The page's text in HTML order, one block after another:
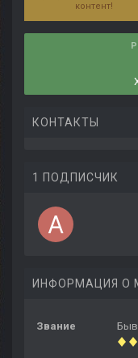
контент!
КОНТАКТЫ
1 ПОДПИСЧИК
ИНФОРМАЦИЯ О
Звание